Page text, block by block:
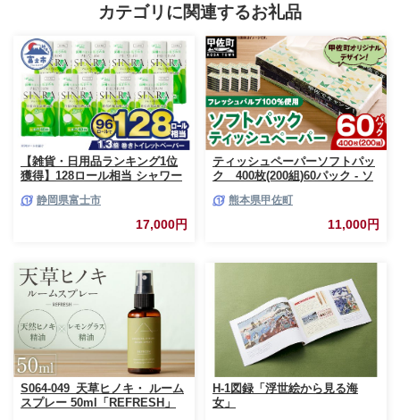
カテゴリに関連するお礼品
【雑貨・日用品ランキング1位
獲得】128ロール相当 シャワー
ー ダブル プレミアムシンラ 96
ロール (12R×8パック) 配達時間
指定可能 1.3倍巻き トイレット
ーパー 人気 おすすめ [sf001-
012]
静岡県富士市
17,000円
ティッシュペーパーソフトパッ
ク 400枚(200組)60パック - ソ
ー 生活用品 雑貨 日用品 必需品
紙 常備品 まとめ買い 備蓄 防災
ストック 熊本県 甲佐町【ZC】
熊本県甲佐町
11,000円
S064-049_天草ヒノキ・ ルーム
スプレー 50ml「REFRESH」
H-1図録「浮世絵から見る海
女」